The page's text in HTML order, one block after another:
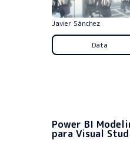
Javier Sánchez
Data
Power BI
para Visual